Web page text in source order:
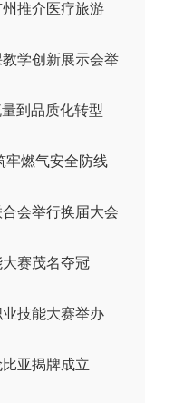
推介医疗旅游
学创新展示会举
到品质化转型
牢燃气安全防线
会举行换届大会
赛茂名夺冠
技能大赛举办
亚揭牌成立